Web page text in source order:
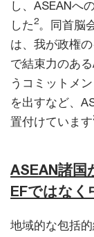
し、ASEANへ
した2。同首脳
は、我が政権
で結束力のあ
うコミットメ
を出すなど、
置付けています
ASEAN諸国
EFではなく
地域的な包括